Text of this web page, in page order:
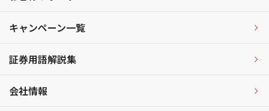
キャンペーン一覧
証券用語解説集
会社情報